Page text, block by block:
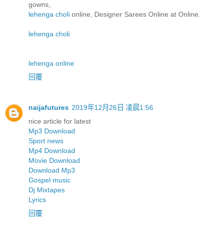
gowns,
lehenga choli online, Designer Sarees Online at Online.
lehenga choli
lehenga online
回覆
naijafutures 2019年12月26日 凌晨1:56
nice article for latest
Mp3 Download
Sport news
Mp4 Download
Movie Download
Download Mp3
Gospel music
Dj Mixtapes
Lyrics
回覆